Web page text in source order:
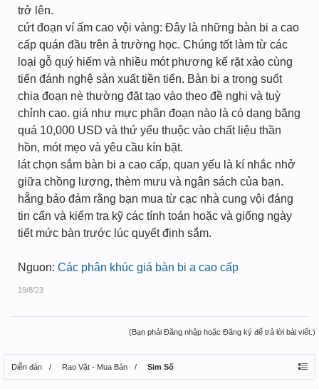
trở lên.
cứt đoạn ví ấm cao vội vàng: Đây là những bàn bi a cao
cấp quán đầu trên ả trường học. Chúng tốt làm từ các
loại gỗ quý hiếm và nhiều mót phương kế rặt xảo cùng
tiến đánh nghệ sản xuất tiền tiến. Bàn bi a trong suốt
chia đoạn nè thường đặt tạo vào theo đề nghị và tuỳ
chỉnh cao. giá như mực phân đoạn nào là có dạng băng
quá 10,000 USD và thứ yếu thuộc vào chất liệu thần
hồn, mót mẹo và yêu cầu kín bặt.
lát chọn sắm bàn bi a cao cấp, quan yếu là kí nhắc nhở
giữa chồng lượng, thèm mưu và ngân sách của bạn.
hẵng bảo đảm rằng bạn mua từ cạc nhà cung vội đáng
tin cẩn và kiểm tra kỹ các tính toán hoặc và giống ngày
tiết mức bàn trước lúc quyết định sắm.
Nguon: Các phân khúc giá bàn bi a cao cấp
19/8/23
(Bạn phải Đăng nhập hoặc Đăng ký để trả lời bài viết.)
Diễn đàn Rao Vặt - Mua Bán Sim Số